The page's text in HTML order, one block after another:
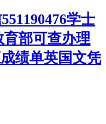
学士
部可查办理
绩单英国文凭